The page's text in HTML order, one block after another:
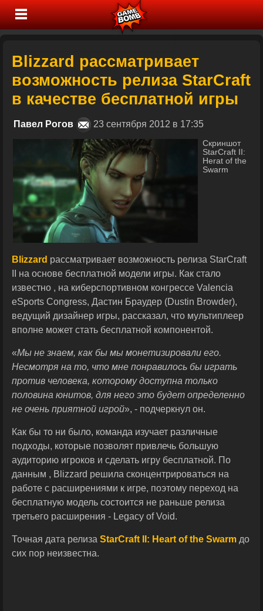
Blizzard рассматривает
возможность релиза StarCraft
в качестве бесплатной игры
Павел Рогов 23 сентября 2012 в 17:35
Скриншот
StarCraft II:
Herat of the
Swarm
Blizzard рассматривает возможность релиза StarCraft
II на основе бесплатной модели игры. Как стало
известно , на киберспортивном конгрессе Valencia
eSports Congress, Дастин Браудер (Dustin Browder),
ведущий дизайнер игры, рассказал, что мультиплеер
вполне может стать бесплатной компонентой.
«Мы не знаем, как бы мы монетизировали его.
Несмотря на то, что мне понравилось бы играть
против человека, которому доступна только
половина юнитов, для него это будет определенно
не очень приятной игрой», - подчеркнул он.
Как бы то ни было, команда изучает различные
подходы, которые позволят привлечь большую
аудиторию игроков и сделать игру бесплатной. По
данным , Blizzard решила сконцентрироваться на
работе с расширениями к игре, поэтому переход на
бесплатную модель состоится не раньше релиза
третьего расширения - Legacy of Void.
Точная дата релиза StarCraft II: Heart of the Swarm до
сих пор неизвестна.